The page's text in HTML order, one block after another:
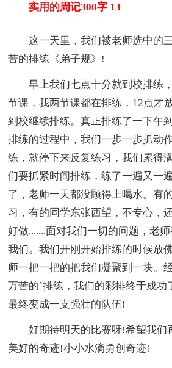
实用的周记300字 13
这一天里，我们被老师选中的
苦的排练《弟子规》!
早上我们七点十分就到校排练
节课，我两节课都在排练，12点才
到校继续排练。真正排练了一下午
排练的过程中，我们一步一步抓动
练，就停下来反复练习，我们累得
们要抓紧时间排练，练了一遍又一
了，老师一天都没顾得上喝水。有
习，有的同学东张西望，不专心，
好做.......面对我们一切的问题，老
我们。我们开刚开始排练的时候放
师一把一把的把我们凝聚到一块。
万苦的`排练，我们的彩排终于成功
最终变成一支强壮的队伍!
好期待明天的比赛呀!希望我们
美好的奇迹!小小水滴勇创奇迹!